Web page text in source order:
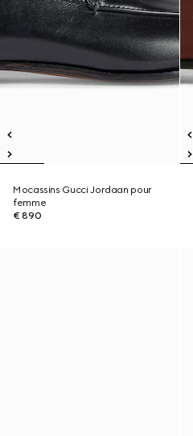
Mocassins Gucci Jordaan pour
femme
€ 890